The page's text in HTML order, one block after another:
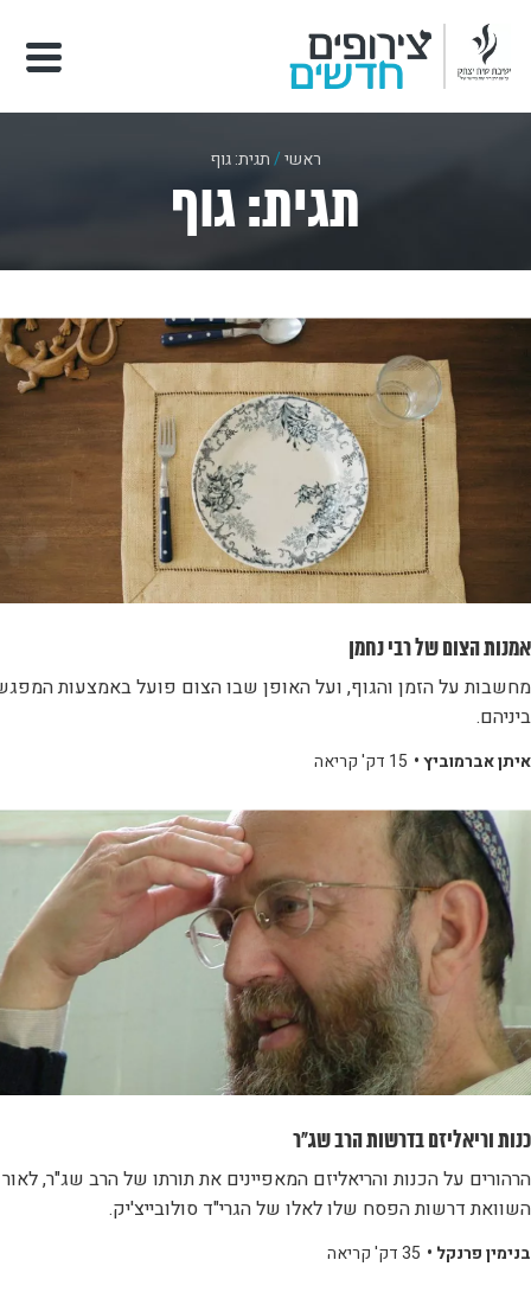
ראשי/תגית: גוף
תגית: גוף
אמנות הצום של רבי נחמן
איתן אברמוביץ • 15 דק' קריאה
מחשבות על הזמן והגוף, ועל האופן שבו הצום פועל באמצעות
ביניהם.
כנות וריאליזם בדרשות הרב שג"ר
בנימין פרנקל • 35 דק' קריאה
הרהורים על הכנות והריאליזם המאפיינים את תורתו של הרב שג"ר, לאור
השוואת דרשות הפסח שלו לאלו של הגרי"ד סולובייצ'יק.